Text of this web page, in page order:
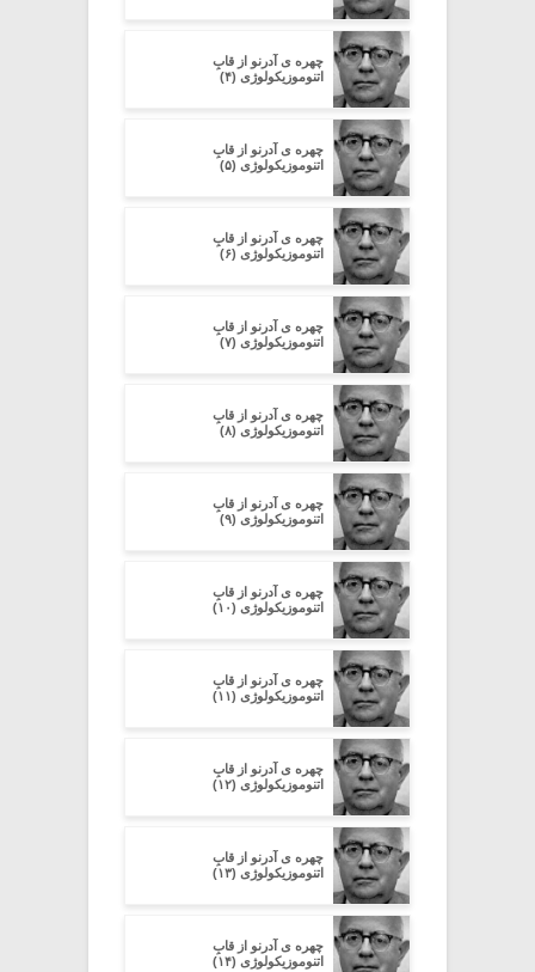
چهره ی آدرنو از قابِ
اتنوموزیکولوژی (۴)
چهره ی آدرنو از قابِ
اتنوموزیکولوژی (۵)
چهره ی آدرنو از قابِ
اتنوموزیکولوژی (۶)
چهره ی آدرنو از قابِ
اتنوموزیکولوژی (۷)
چهره ی آدرنو از قابِ
اتنوموزیکولوژی (۸)
چهره ی آدرنو از قابِ
اتنوموزیکولوژی (۹)
چهره ی آدرنو از قابِ
اتنوموزیکولوژی (۱۰)
چهره ی آدرنو از قابِ
اتنوموزیکولوژی (۱۱)
چهره ی آدرنو از قابِ
اتنوموزیکولوژی (۱۲)
چهره ی آدرنو از قابِ
اتنوموزیکولوژی (۱۳)
چهره ی آدرنو از قابِ
اتنوموزیکولوژی (۱۴)